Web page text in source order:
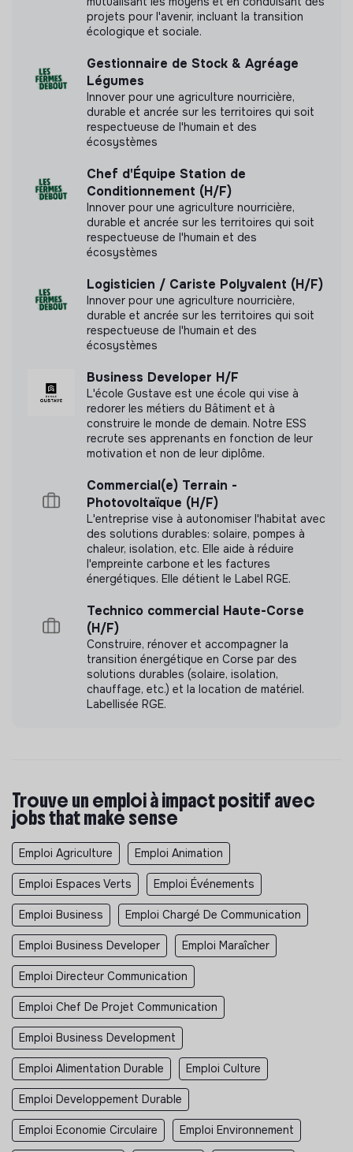
Pratiques et politiques internes
Avantages sociaux
Partage de la valeur
Diversité et inclusion
Recrutement inclusif
Représentation équilibrée
Assemblées générales ouvertes
Autonomie des équipes
Gouvernance partagée
Documents
N'a pas encore communiqué de documents de
transparence
projets pour l'avenir, incluant la transition
écologique et sociale.
Gestionnaire de Stock & Agréage
Légumes
Innover pour une agriculture nourricière,
durable et ancrée sur les territoires qui soit
respectueuse de l'humain et des
écosystèmes
Chef d'Équipe Station de
Conditionnement (H/F)
Innover pour une agriculture nourricière,
durable et ancrée sur les territoires qui soit
respectueuse de l'humain et des
écosystèmes
Logisticien / Cariste Polyvalent (H/F)
Innover pour une agriculture nourricière,
durable et ancrée sur les territoires qui soit
respectueuse de l'humain et des
écosystèmes
Business Developer H/F
L'école Gustave est une école qui vise à
redorer les métiers du Bâtiment et à
construire le monde de demain. Notre ESS
recrute ses apprenants en fonction de leur
motivation et non de leur diplôme.
Commercial(e) Terrain -
Photovoltaïque (H/F)
L'entreprise vise à autonomiser l'habitat avec
des solutions durables: solaire, pompes à
chaleur, isolation, etc. Elle aide à réduire
l'empreinte carbone et les factures
énergétiques. Elle détient le Label RGE.
Technico commercial Haute-Corse
(H/F)
Construire, rénover et accompagner la
transition énergétique en Corse par des
solutions durables (solaire, isolation,
chauffage, etc.) et la location de matériel.
Labellisée RGE.
Trouve un emploi à impact positif avec
jobs that make sense
Emploi Agriculture Emploi Animation
Emploi Espaces Verts Emploi Événements
Emploi Business Emploi Chargé De Communication
Emploi Business Developer Emploi Maraîcher
Emploi Directeur Communication
Emploi Chef De Projet Communication
Emploi Business Development
Emploi Alimentation Durable Emploi Culture
Emploi Developpement Durable
Emploi Economie Circulaire Emploi Environnement